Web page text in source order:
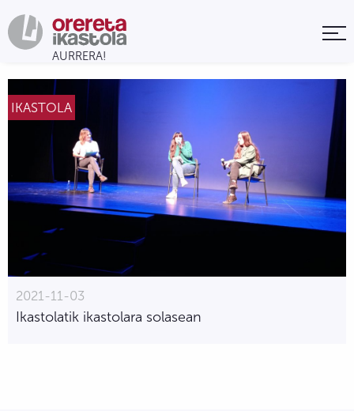
IKASTOLA
2021-11-03
Ikastolatik ikastolara solasean